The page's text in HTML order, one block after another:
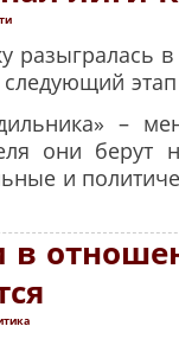
разыгралась
–
они берут
и
в